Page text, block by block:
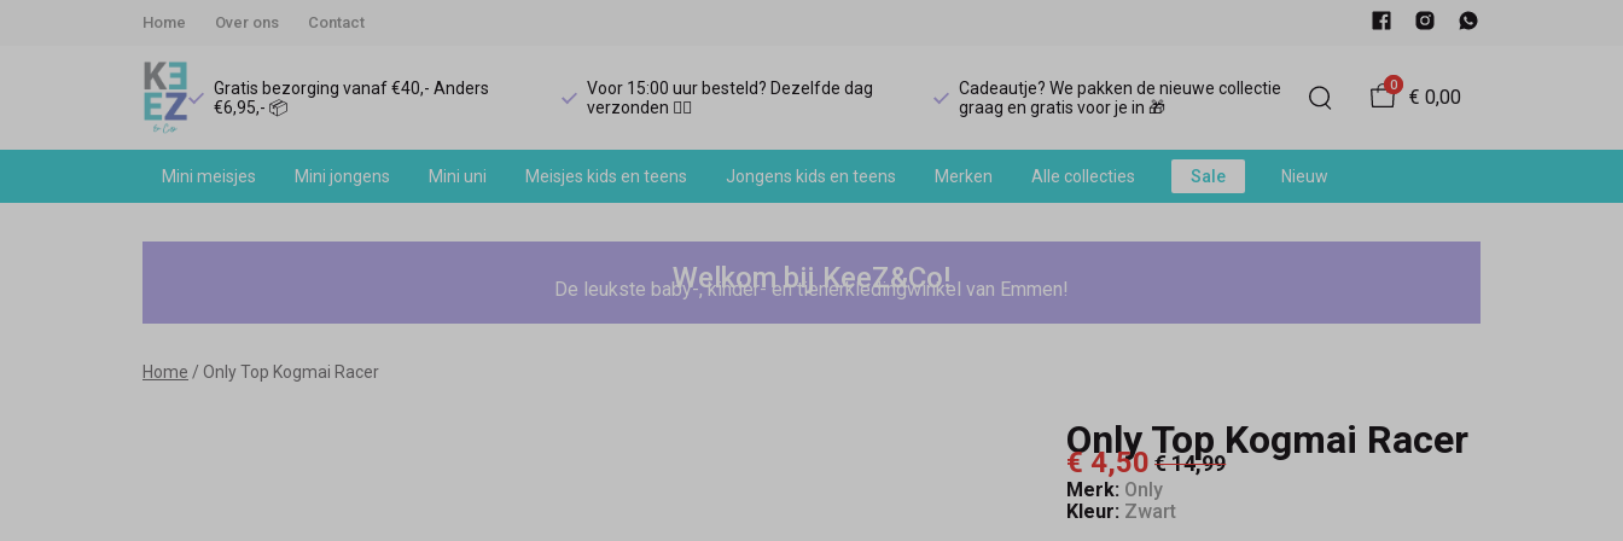
Home Over ons Contact
Gratis bezorging vanaf €40,- Anders
€6,95,- 📦
Voor 15:00 uur besteld? Dezelfde dag
verzonden 🏃‍♀️
Cadeautje? We pakken de nieuwe collectie
graag en gratis voor je in 🎁
0
€ 0,00
Mini meisjes Mini jongens Mini uni Meisjes kids en teens Jongens kids en teens Merken Alle collecties Sale Nieuw
Kogmai
Racer
Welkom bij KeeZ&Co!
De leukste baby-, kinder- en tienerkledingwinkel van Emmen!
Home Only Top Kogmai Racer
Only Top Kogmai Racer
€ 4,50 € 14,99
Merk: Only
Kleur: Zwart